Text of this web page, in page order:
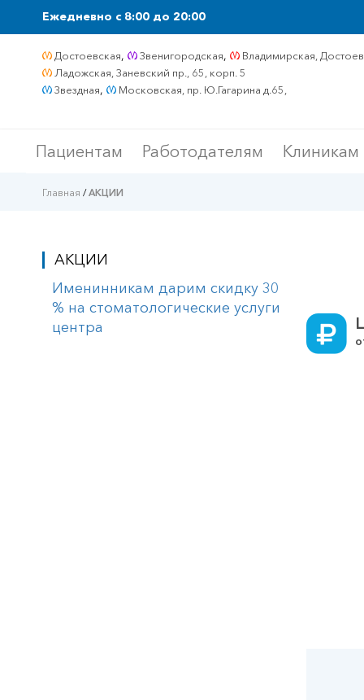
Ежедневно c 8:00 до 20:00
Достоевская, Звенигородская,
Владимирская,
Ладожская, Заневский пр., 65, корп. 5
Звездная, Московская, пр. Ю.Гагарина д.65,
Пациентам Работодателям Клиникам
Главная /АКЦИИ
АКЦИИ
Именинникам дарим скидку 30
% на стоматологические услуги
центра